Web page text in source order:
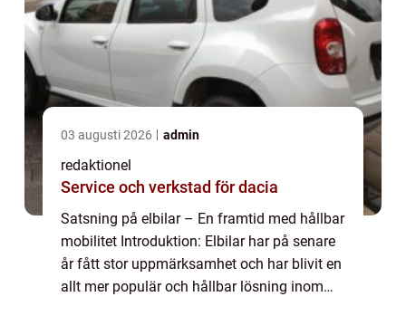
03 augusti 2026 admin
redaktionel
Service och verkstad för dacia
Satsning på elbilar – En framtid med hållbar
mobilitet Introduktion: Elbilar har på senare
år fått stor uppmärksamhet och har blivit en
allt mer populär och hållbar lösning inom